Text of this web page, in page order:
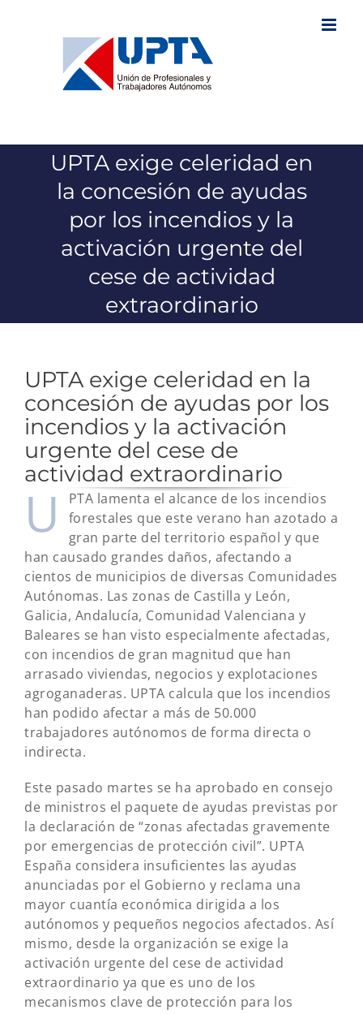
UPTA exige celeridad en
la concesión de ayudas
por los incendios y la
activación urgente del
cese de actividad
extraordinario
UPTA exige celeridad en la
concesión de ayudas por los
incendios y la activación
urgente del cese de
actividad extraordinario
U
PTA lamenta el alcance de los incendios
forestales que este verano han azotado a
gran parte del territorio español y que
han causado grandes daños, afectando a
cientos de municipios de diversas Comunidades
Autónomas. Las zonas de Castilla y León,
Galicia, Andalucía, Comunidad Valenciana y
Baleares se han visto especialmente afectadas,
con incendios de gran magnitud que han
arrasado viviendas, negocios y explotaciones
agroganaderas. UPTA calcula que los incendios
han podido afectar a más de 50.000
trabajadores autónomos de forma directa o
indirecta.
Este pasado martes se ha aprobado en consejo
de ministros el paquete de ayudas previstas por
la declaración de “zonas afectadas gravemente
por emergencias de protección civil”. UPTA
España considera insuficientes las ayudas
anunciadas por el Gobierno y reclama una
mayor cuantía económica dirigida a los
autónomos y pequeños negocios afectados. Así
mismo, desde la organización se exige la
activación urgente del cese de actividad
extraordinario ya que es uno de los
mecanismos clave de protección para los